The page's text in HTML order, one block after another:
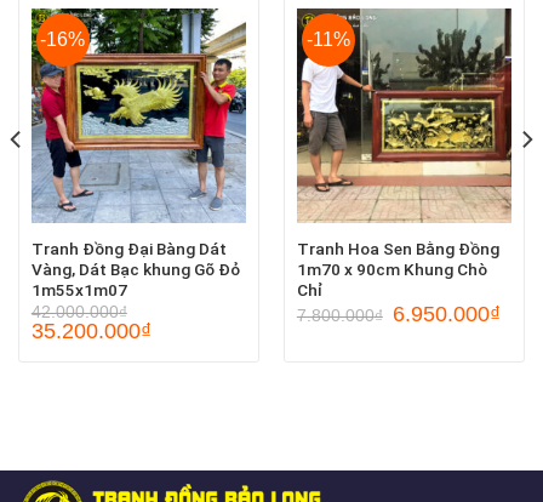
-16%
Tranh Đồng Đại Bàng Dát
Vàng, Dát Bạc khung Gõ Đỏ
1m55x1m07
42.000.000₫
35.200.000₫
-11%
Tranh Hoa Sen Bằng Đồng
1m70 x 90cm Khung Chò
Chỉ
7.800.000₫ 6.950.000₫